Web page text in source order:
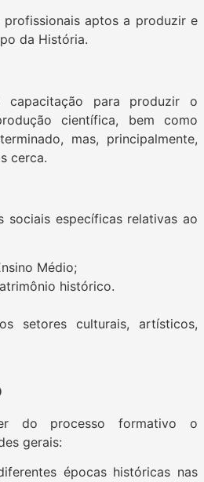
aptos a produzir e
da História.
para produzir o
científica, bem como
mas, principalmente,
cerca.
sociais específicas relativas ao
Médio;
histórico.
setores culturais, artísticos,
do processo formativo o
gerais:
épocas históricas nas